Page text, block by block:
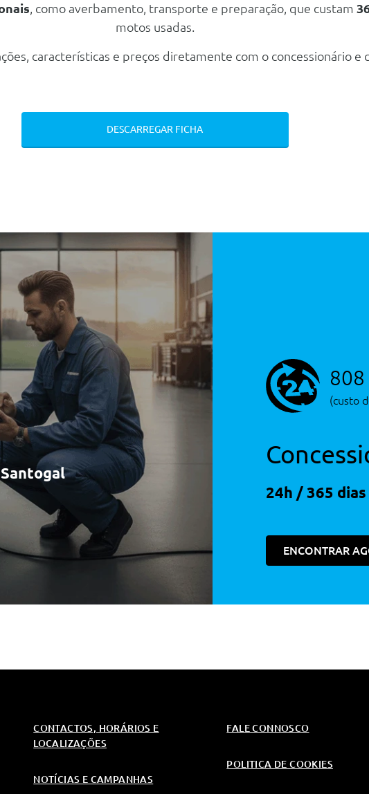
Ajuste Em 4 Vias
, como averbamento, transporte e preparação, que custam
motos usadas.
características e preços diretamente com o concessionário e
DESCARREGAR FICHA
(custo
24h / 365 dias
ENCONTRAR
CONTACTOS, HORÁRIOS E
LOCALIZAÇÕES
NOTÍCIAS E CAMPANHAS
FALE CONNOSCO
POLITICA DE COOKIES